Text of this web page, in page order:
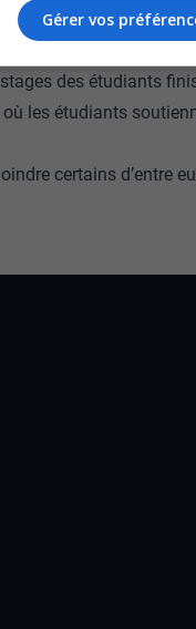
des négociations.
que la grève sera
des étudiants
les étudiants
certains d’entre
Gérer vos